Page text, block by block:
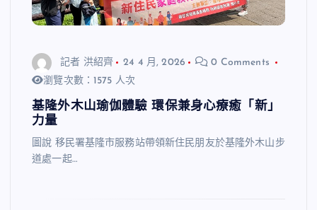
記者 洪紹齊 24 4 月, 2026
0 Comments
瀏覽次數：1575 人次
基隆外木山瑜伽體驗 環保兼身心療癒「新」
力量
圖說 移民署基隆市服務站帶領新住民朋友於基隆外木山步
道處一起…